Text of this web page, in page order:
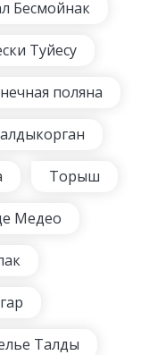
Бесмойнак
Туйесу
поляна
Торыш
Медео
Талды